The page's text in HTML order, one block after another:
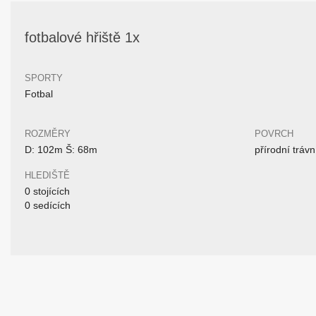
fotbalové hřiště 1x
SPORTY
Fotbal
ROZMĚRY
D: 102m Š: 68m
HLEDIŠTĚ
0 stojících
0 sedících
POVRCH
přírodní